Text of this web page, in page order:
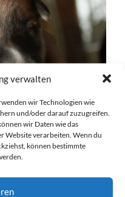
verwalten
wir Technologien wie
und/oder darauf zuzugreifen.
wir Daten wie das
Website verarbeiten. Wenn du
können bestimmte